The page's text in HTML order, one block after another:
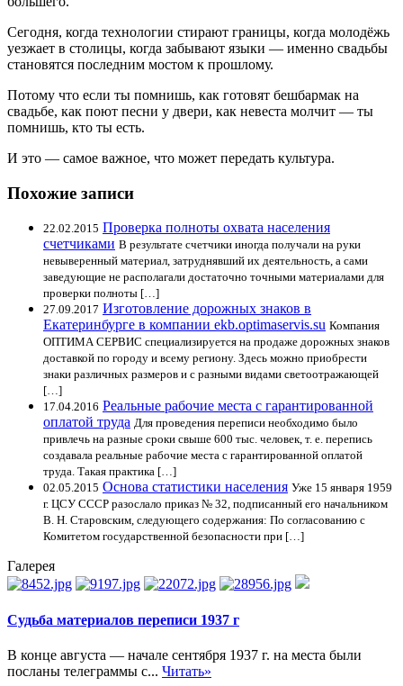
Сегодня, когда технологии стирают границы, когда молодёжь
уезжает в столицы, когда забывают языки — именно свадьбы
становятся последним мостом к прошлому.
Потому что если ты помнишь, как готовят бешбармак на
свадьбе, как поют песни у двери, как невеста молчит — ты
помнишь, кто ты есть.
И это — самое важное, что может передать культура.
Похожие записи
22.02.2015 Проверка полноты охвата населения
счетчиками В результате счетчики иногда получали на руки
невыверенный материал, затруднявший их деятельность, а сами
заведующие не располагали достаточно точными материалами для
проверки полноты […]
27.09.2017 Изготовление дорожных знаков в
Екатеринбурге в компании ekb.optimaservis.su Компания
ОПТИМА СЕРВИС специализируется на продаже дорожных знаков
доставкой по городу и всему региону. Здесь можно приобрести
знаки различных размеров и с разными видами светоотражающей
[…]
17.04.2016 Реальные рабочие места с гарантированной
оплатой труда Для проведения переписи необходимо было
привлечь на разные сроки свыше 600 тыс. человек, т. е. перепись
создавала реальные рабочие места с гарантированной оплатой
труда. Такая практика […]
02.05.2015 Основа статистики населения Уже 15 января 1959
г. ЦСУ СССР разослало приказ № 32, подписанный его начальником
В. Н. Старовским, следующего содержания: По согласованию с
Комитетом государственной безопасности при […]
Галерея
Судьба материалов переписи 1937 г
В конце августа — начале сентября 1937 г. на места были
посланы телеграммы с... Читать»